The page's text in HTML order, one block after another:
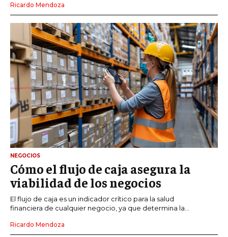
Ricardo Mendoza
NEGOCIOS
Cómo el flujo de caja asegura la
viabilidad de los negocios
El flujo de caja es un indicador crítico para la salud
financiera de cualquier negocio, ya que determina la...
Ricardo Mendoza